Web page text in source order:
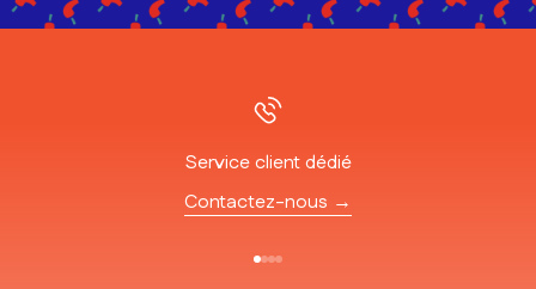
Service client dédié
Contactez-nous →